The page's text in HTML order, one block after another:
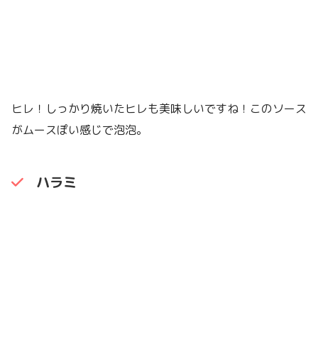
ヒレ！しっかり焼いたヒレも美味しいですね！このソース
がムースぽい感じで泡泡。
ハラミ